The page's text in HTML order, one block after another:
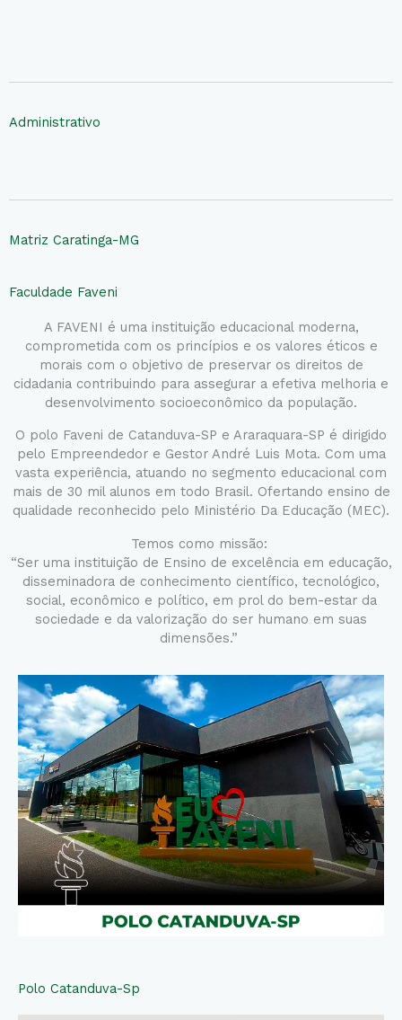
Administrativo
Matriz Caratinga-MG
Faculdade Faveni
A FAVENI é uma instituição educacional moderna,
comprometida com os princípios e os valores éticos e
morais com o objetivo de preservar os direitos de
cidadania contribuindo para assegurar a efetiva melhoria e
desenvolvimento socioeconômico da população.
O polo Faveni de Catanduva-SP e Araraquara-SP é dirigido
pelo Empreendedor e Gestor André Luis Mota. Com uma
vasta experiência, atuando no segmento educacional com
mais de 30 mil alunos em todo Brasil. Ofertando ensino de
qualidade reconhecido pelo Ministério Da Educação (MEC).
Temos como missão:
“Ser uma instituição de Ensino de excelência em educação,
disseminadora de conhecimento científico, tecnológico,
social, econômico e político, em prol do bem-estar da
sociedade e da valorização do ser humano em suas
dimensões.”
Polo Catanduva-Sp